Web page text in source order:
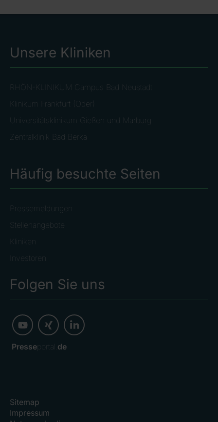
Unsere Kliniken
RHÖN-KLINIKUM Campus Bad Neustadt
Klinikum Frankfurt (Oder)
Universitätsklinikum Gießen und Marburg
Zentralklinik Bad Berka
Häufig besuchte Seiten
Pressemeldungen
Stellenangebote
Kliniken
Investoren
Folgen Sie uns
Presseportal. de
Sitemap
Impressum